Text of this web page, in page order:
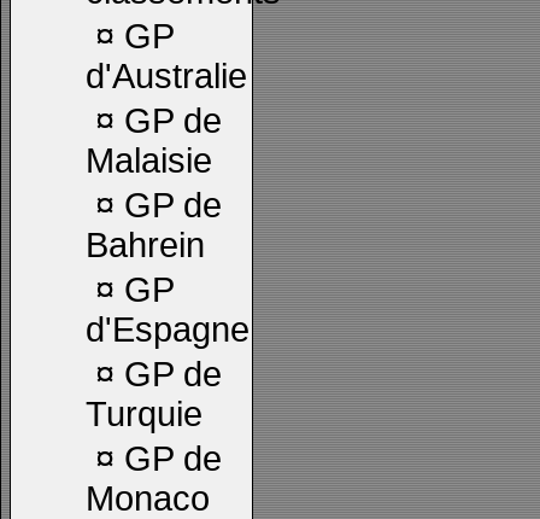
¤ GP
d'Australie
¤ GP de
Malaisie
¤ GP de
Bahrein
¤ GP
d'Espagne
¤ GP de
Turquie
¤ GP de
Monaco